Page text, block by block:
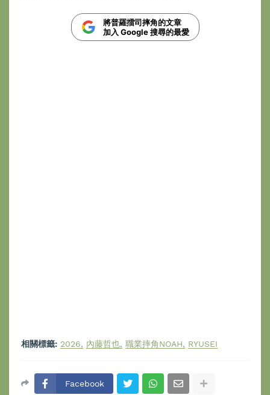
將普羅擂司摔角的文章
加入 Google 搜尋的最愛
相關標籤: 2026 內藤哲也 職業摔角NOAH RYUSEI
Facebook